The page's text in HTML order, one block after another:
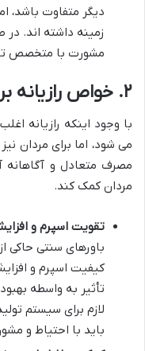
دیگر متفاوت باشد،
زمینه داشته اند. در
مشورت با متخصص
۲. خواص رازیانه برای سلامت مردان
با وجود اینکه رازیانه
می شود، اما برای مردان
مصرف متعادل و آگاهانه
مردان کمک کند.
تقویت اسپرم و
باورهای سنتی حاکی
کیفیت اسپرم و
تأثیر به واسطه
لازم برای سیستم
باید با احتیاط و